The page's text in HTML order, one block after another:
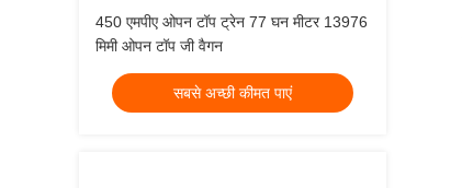
450 एमपीए ओपन टॉप ट्रेन 77 घन मीटर 13976
मिमी ओपन टॉप जी वैगन
सबसे अच्छी कीमत पाएं